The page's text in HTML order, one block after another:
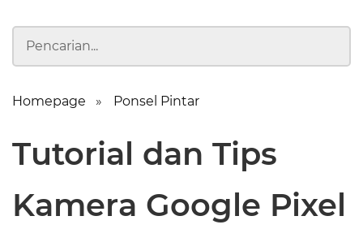
Homepage Ponsel Pintar
Tutorial dan Tips
Kamera Google Pixel